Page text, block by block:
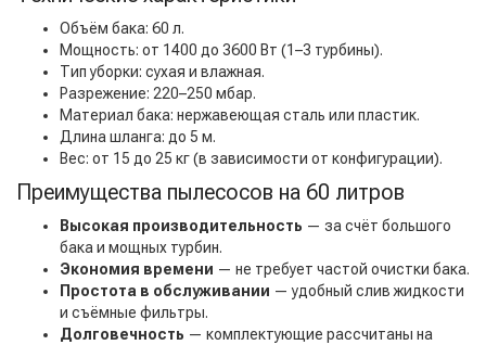
Объём бака: 60 л.
Мощность: от 1400 до 3600 Вт (1–3 турбины).
Тип уборки: сухая и влажная.
Разрежение: 220–250 мбар.
Материал бака: нержавеющая сталь или пластик.
Длина шланга: до 5 м.
Вес: от 15 до 25 кг (в зависимости от конфигурации).
Преимущества пылесосов на 60 литров
Высокая производительность — за счёт большого
бака и мощных турбин.
Экономия времени — не требует частой очистки бака.
Простота в обслуживании — удобный слив жидкости
и съёмные фильтры.
Долговечность — комплектующие рассчитаны на